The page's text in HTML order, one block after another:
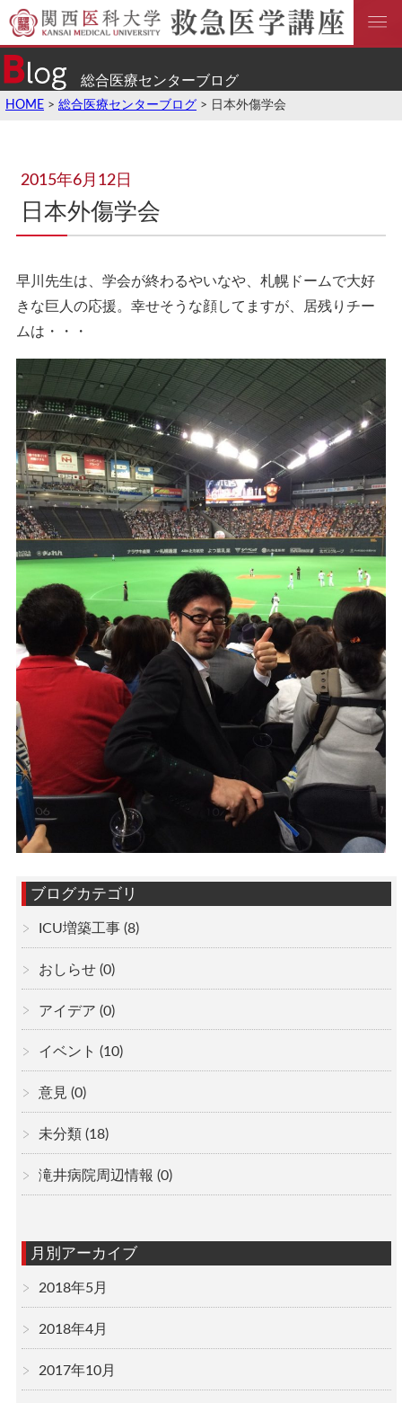
総合医療センターブログ
HOME > 総合医療センターブログ > 日本外傷学会
2015年6月12日
日本外傷学会
早川先生は、学会が終わるやいなや、札幌ドームで大好
きな巨人の応援。幸せそうな顔してますが、居残りチー
ムは・・・
ブログカテゴリ
ICU増築工事(8)
おしらせ(0)
アイデア (0)
イベント (10)
意見 (0)
未分類 (18)
滝井病院周辺情報 (0)
月別アーカイブ
2018年5月
2018年4月
2017年10月